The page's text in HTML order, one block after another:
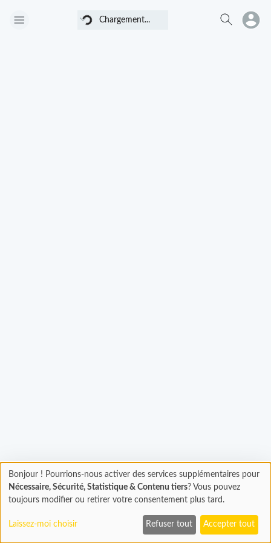
Chargement... Chargement...
Chargement
En cours...
Bonjour ! Pourrions-nous activer des services supplémentaires pour
Nécessaire, Sécurité, Statistique & Contenu tiers? Vous pouvez
toujours modifier ou retirer votre consentement plus tard.
Laissez-moi choisir Refuser tout Accepter tout